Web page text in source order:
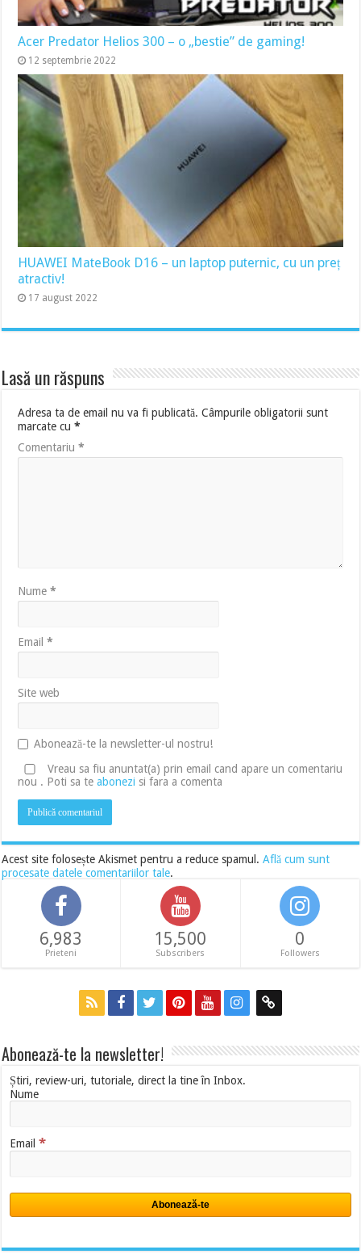
Acer Predator Helios 300 – o „bestie” de gaming!
12 septembrie 2022
HUAWEI MateBook D16 – un laptop puternic, cu un preț
atractiv!
17 august 2022
Lasă un răspuns
Adresa ta de email nu va fi publicată. Câmpurile obligatorii sunt
marcate cu*
Comentariu*
Nume*
Email*
Site web
Abonează-te la newsletter-ul nostru!
Vreau sa fiu anuntat(a) prin email cand apare un comentariu
nou . Poti sa teabonezi si fara a comenta
Acest site folosește Akismet pentru a reduce spamul.Află cum sunt
procesate datele comentariilor tale.
6,983
Prieteni
15,500
Subscribers
0
Followers
Abonează-te la newsletter!
Știri, review-uri, tutoriale, direct la tine în Inbox.
Nume
Email*